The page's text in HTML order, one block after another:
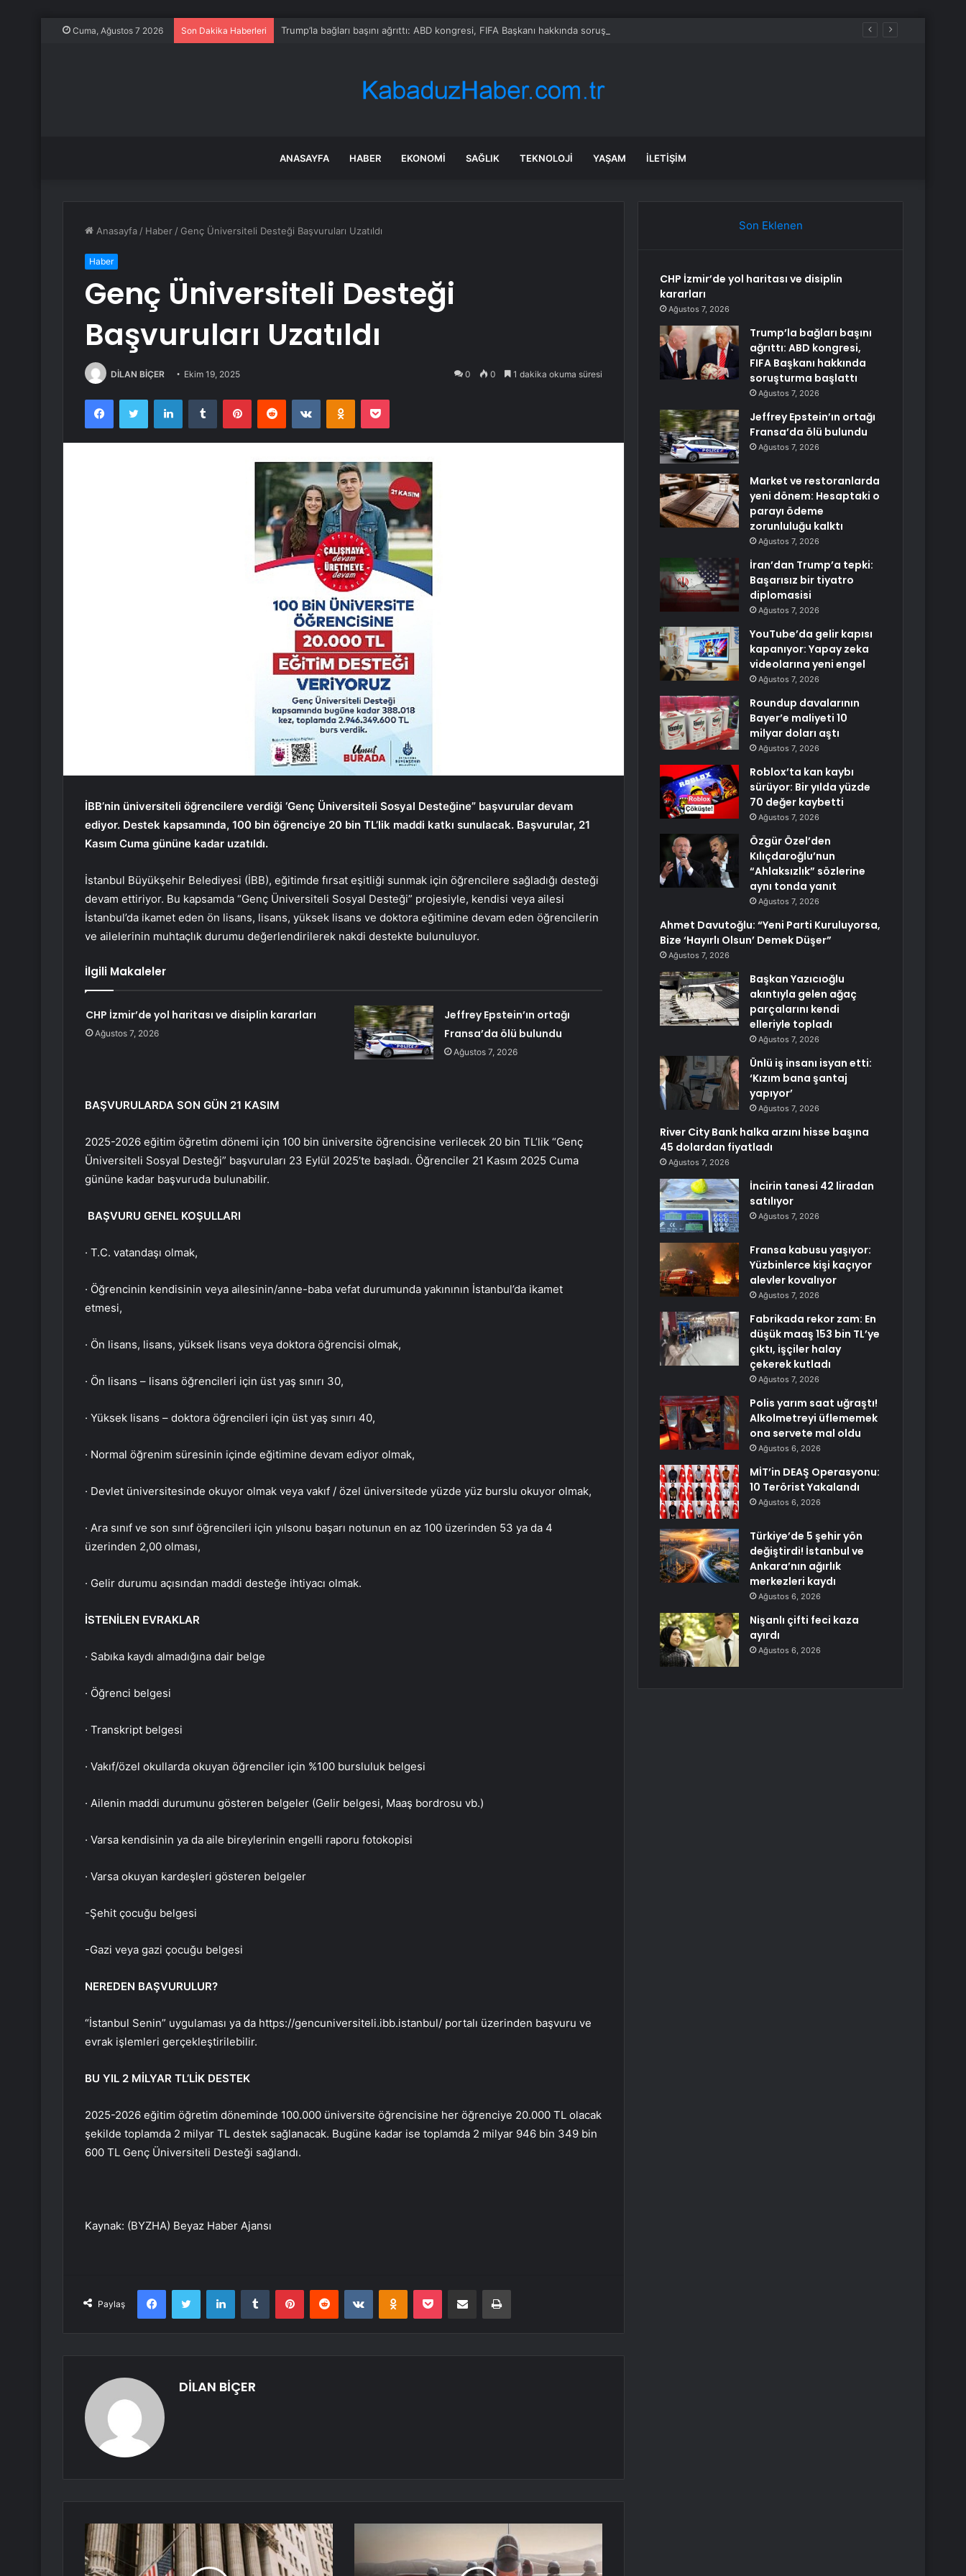
Cuma, Ağustos 7 2026 Son Dakika Haberleri Trump’la bağları başını ağrıttı: ABD kongresi, FIFA Başkanı hakkında soruşturma başlattı
ANASAYFA HABER EKONOMI SAĞLIK TEKNOLOJI YAŞAM İLETIŞIM
Anasayfa / Haber / Genç Üniversiteli Desteği Başvuruları Uzatıldı
Haber
Genç Üniversiteli Desteği
Başvuruları Uzatıldı
DİLAN BİÇER Ekim 19, 2025 0 0 1 dakika okuma süresi
FacebookTwitter LinkedInTumblr PinterestReddit VKontakteOdnoklassniki
Pocket
İBB’nin üniversiteli öğrencilere verdiği ‘Genç Üniversiteli Sosyal Desteğine” başvurular devam
ediyor. Destek kapsamında, 100 bin öğrenciye 20 bin TL’lik maddi katkı sunulacak. Başvurular, 21
Kasım Cuma gününe kadar uzatıldı.
İstanbul Büyükşehir Belediyesi (İBB), eğitimde fırsat eşitliği sunmak için öğrencilere sağladığı desteği
devam ettiriyor. Bu kapsamda “Genç Üniversiteli Sosyal Desteği” projesiyle, kendisi veya ailesi
İstanbul’da ikamet eden ön lisans, lisans, yüksek lisans ve doktora eğitimine devam eden öğrencilerin
ve ailelerinin muhtaçlık durumu değerlendirilerek nakdi destekte bulunuluyor.
İlgili Makaleler
CHP İzmir’de yol haritası ve disiplin kararları
Ağustos 7, 2026
Jeffrey Epstein’ın ortağı
Fransa’da ölü bulundu
Ağustos 7, 2026
BAŞVURULARDA SON GÜN 21 KASIM
2025-2026 eğitim öğretim dönemi için 100 bin üniversite öğrencisine verilecek 20 bin TL’lik “Genç
Üniversiteli Sosyal Desteği” başvuruları 23 Eylül 2025’te başladı. Öğrenciler 21 Kasım 2025 Cuma
gününe kadar başvuruda bulunabilir.
BAŞVURU GENEL KOŞULLARI
· T.C. vatandaşı olmak,
· Öğrencinin kendisinin veya ailesinin/anne-baba vefat durumunda yakınının İstanbul’da ikamet
etmesi,
· Ön lisans, lisans, yüksek lisans veya doktora öğrencisi olmak,
· Ön lisans – lisans öğrencileri için üst yaş sınırı 30,
· Yüksek lisans – doktora öğrencileri için üst yaş sınırı 40,
· Normal öğrenim süresinin içinde eğitimine devam ediyor olmak,
· Devlet üniversitesinde okuyor olmak veya vakıf / özel üniversitede yüzde yüz burslu okuyor olmak,
· Ara sınıf ve son sınıf öğrencileri için yılsonu başarı notunun en az 100 üzerinden 53 ya da 4
üzerinden 2,00 olması,
· Gelir durumu açısından maddi desteğe ihtiyacı olmak.
İSTENİLEN EVRAKLAR
· Sabıka kaydı almadığına dair belge
· Öğrenci belgesi
· Transkript belgesi
· Vakıf/özel okullarda okuyan öğrenciler için %100 bursluluk belgesi
· Ailenin maddi durumunu gösteren belgeler (Gelir belgesi, Maaş bordrosu vb.)
· Varsa kendisinin ya da aile bireylerinin engelli raporu fotokopisi
· Varsa okuyan kardeşleri gösteren belgeler
-Şehit çocuğu belgesi
-Gazi veya gazi çocuğu belgesi
NEREDEN BAŞVURULUR?
“İstanbul Senin” uygulaması ya da https://gencuniversiteli.ibb.istanbul/ portalı üzerinden başvuru ve
evrak işlemleri gerçekleştirilebilir.
BU YIL 2 MİLYAR TL’LİK DESTEK
2025-2026 eğitim öğretim döneminde 100.000 üniversite öğrencisine her öğrenciye 20.000 TL olacak
şekilde toplamda 2 milyar TL destek sağlanacak. Bugüne kadar ise toplamda 2 milyar 946 bin 349 bin
600 TL Genç Üniversiteli Desteği sağlandı.
Kaynak: (BYZHA) Beyaz Haber Ajansı
Paylaş
FacebookTwitter LinkedInTumblr PinterestReddit VKontakteOdnoklassniki
Pocket E-Posta ile paylaş Yazdır
DİLAN BİÇER
Son Eklenen
CHP İzmir’de yol haritası ve disiplin
kararları
Ağustos 7, 2026
Trump’la bağları başını
ağrıttı: ABD kongresi,
FIFA Başkanı hakkında
soruşturma başlattı
Ağustos 7, 2026
Jeffrey Epstein’ın ortağı
Fransa’da ölü bulundu
Ağustos 7, 2026
Market ve restoranlarda
yeni dönem: Hesaptaki o
parayı ödeme
zorunluluğu kalktı
Ağustos 7, 2026
İran’dan Trump’a tepki:
Başarısız bir tiyatro
diplomasisi
Ağustos 7, 2026
YouTube’da gelir kapısı
kapanıyor: Yapay zeka
videolarına yeni engel
Ağustos 7, 2026
Roundup davalarının
Bayer’e maliyeti 10
milyar doları aştı
Ağustos 7, 2026
Roblox’ta kan kaybı
sürüyor: Bir yılda yüzde
70 değer kaybetti
Ağustos 7, 2026
Özgür Özel’den
Kılıçdaroğlu’nun
“Ahlaksızlık” sözlerine
aynı tonda yanıt
Ağustos 7, 2026
Ahmet Davutoğlu: “Yeni Parti Kuruluyorsa,
Bize ‘Hayırlı Olsun’ Demek Düşer”
Ağustos 7, 2026
Başkan Yazıcıoğlu
akıntıyla gelen ağaç
parçalarını kendi
elleriyle topladı
Ağustos 7, 2026
Ünlü iş insanı isyan etti:
‘Kızım bana şantaj
yapıyor’
Ağustos 7, 2026
River City Bank halka arzını hisse başına
45 dolardan fiyatladı
Ağustos 7, 2026
İncirin tanesi 42 liradan
satılıyor
Ağustos 7, 2026
Fransa kabusu yaşıyor:
Yüzbinlerce kişi kaçıyor
alevler kovalıyor
Ağustos 7, 2026
Fabrikada rekor zam: En
düşük maaş 153 bin TL’ye
çıktı, işçiler halay
çekerek kutladı
Ağustos 7, 2026
Polis yarım saat uğraştı!
Alkolmetreyi üflememek
ona servete mal oldu
Ağustos 6, 2026
MİT’in DEAŞ Operasyonu:
10 Terörist Yakalandı
Ağustos 6, 2026
Türkiye’de 5 şehir yön
değiştirdi! İstanbul ve
Ankara’nın ağırlık
merkezleri kaydı
Ağustos 6, 2026
Nişanlı çifti feci kaza
ayırdı
Ağustos 6, 2026